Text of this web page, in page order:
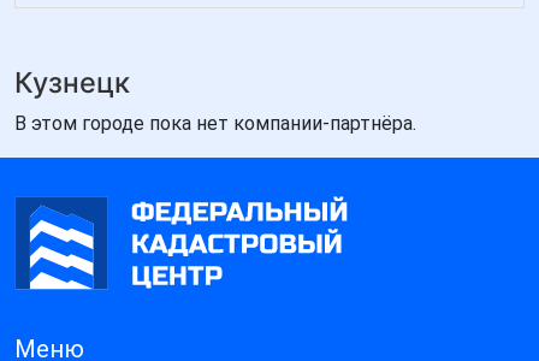
Кузнецк
В этом городе пока нет компании-партнёра.
Меню